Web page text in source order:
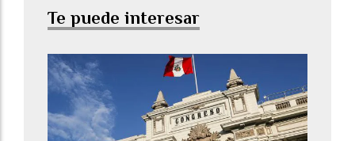
Te puede interesar